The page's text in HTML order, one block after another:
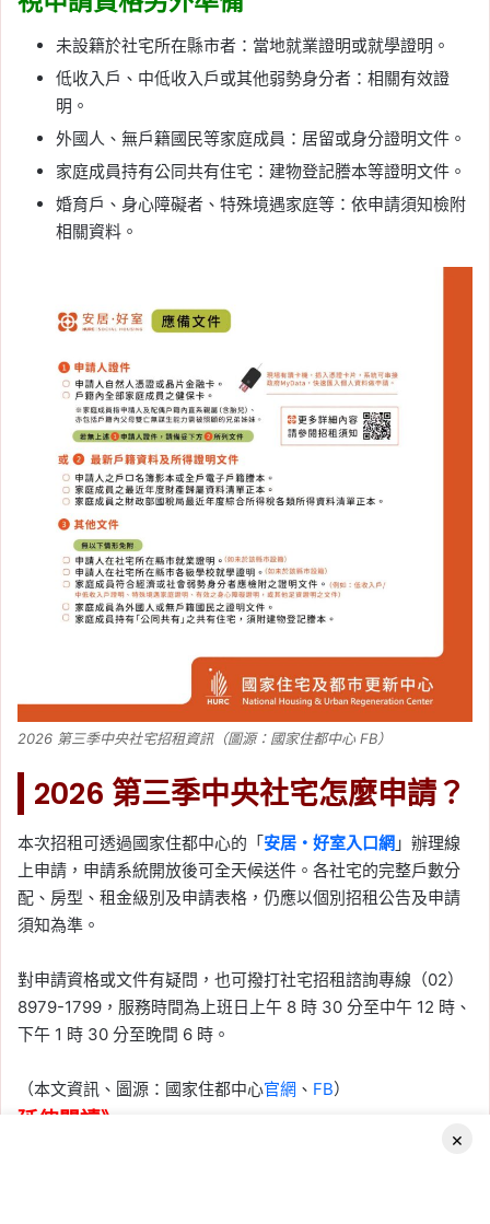
未設籍於社宅所在縣市者：當地就業證明或就學證明。
低收入戶、中低收入戶或其他弱勢身分者：相關有效證
明。
外國人、無戶籍國民等家庭成員：居留或身分證明文件。
家庭成員持有公同共有住宅：建物登記謄本等證明文件。
婚育戶、身心障礙者、特殊境遇家庭等：依申請須知檢附
相關資料。
2026 第三季中央社宅招租資訊（圖源：國家住都中心 FB）
2026 第三季中央社宅怎麼申請？
本次招租可透過國家住都中心的「安居・好室入口網 」辦理線
上申請，申請系統開放後可全天候送件。各社宅的完整戶數分
配、房型、租金級別及申請表格，仍應以個別招租公告及申請
須知為準。
對申請資格或文件有疑問，也可撥打社宅招租諮詢專線（02）
8979-1799，服務時間為上班日上午 8 時 30 分至中午 12 時、
下午 1 時 30 分至晚間 6 時。
（本文資訊、圖源：國家住都中心官網 、 FB）
延伸閱讀》
×